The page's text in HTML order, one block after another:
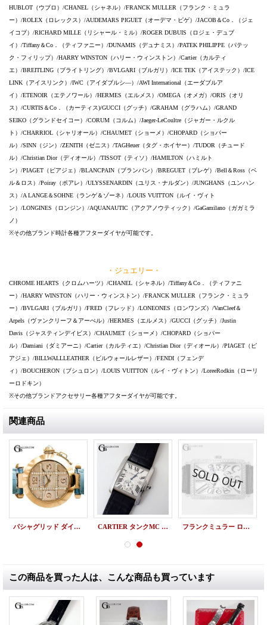
HUBLOT（ウブロ）/CHANEL（シャネル）/FRANCK MULLER（フランク・ミュラ
ー）/ROLEX（ロレックス）/AUDEMARS PIGUET（オーデマ・ピゲ）/JACOB＆Co．（ジェ
イコブ）/RICHARD MILLE（リシャール・ミル）/ROGER DUBUIS（ロジェ・デュブ
イ）/Tiffany＆Co．（ティファニー）/DUNAMIS（デュナミス）/PATEK PHILIPPE（パテッ
ク・フィリップ）/HARRY WINSTON（ハリー・ウィンストン）/Cartier（カルティ
エ）/BREITLING（ブライトリング）/BVLGARI（ブルガリ）/ICE TEK（アイステック）/ICE
LINK（アイスリンク）/IWC（アイダブルシ―）/AWI International（エーダブルア
イ）/ETENOIR（エテノワール）/HERMES（エルメス）/OMEGA（オメガ）/ORIS（オリ
ス）/CURTIS＆Co．（カーティス)/GUCCI（グッチ）/GRAHAM（グラハム）/GRAND
SEIKO（グランドセイコー）/CORUM（コルム）/Jaeger-LeCoultre（ジャガー・ルクル
ト）/CHARRIOL（シャリオール）/CHAUMET（ショーメ）/CHOPARD（ショパー
ル）/SINN（ジン）/ZENITH（ゼニス）/TAGHeuer（タグ・ホイヤー）/TUDOR（チュード
ル）/Christian Dior（ディオール）/TISSOT（ティソ）/HAMILTON（ハミルト
ン）/PIAGET（ピアジェ）/BLANCPAIN（ブランパン）/BREGUET（ブレゲ）/Bell＆Ross（ベ
ル＆ロス）/Poiray（ポアレ）/ULYSSENARDIN（ユリス・ナルダン）/JUNGHANS（ユンハン
ス）/A LANGE＆SOHNE（ランゲ＆ゾーネ）/LOUIS VUITTON（ルイ・ヴィト
ン）/LONGINES（ロンジン）/AQUANAUTIC（アクアノウティック）/GaGamilano（ガガミラ
ノ）
※その他ブランド時計各種アフターダイヤが可能です。
・ジュエリー・
CHROME HEARTS（クロムハーツ）/CHANEL（シャネル）/Tiffany＆Co．（ティファニ
ー）/HARRY WINSTON（ハリー・ウィンストン）/FRANCK MULLER（フランク・ミュラ
ー）/BVLGARI（ブルガリ）/FRED（フレッド）/LONEONES（ロンワンズ）/VanCleef＆
Arpels（ヴァンクリーフ＆アーぺル）/HERMES（エルメス）/GUCCI（グッチ）/Justin
Davis（ジャスティンデイビス）/CHAUMET（ショーメ）/CHOPARD（ショパー
ル）/Damiani（ダミアーニ）/Cartier（カルティエ）/Christian Dior（ディオール）/PIAGET（ピ
アジェ）/BILLWALLLEATHER（ビルウォールレザー）/FENDI（フェンデ
ィ）/BOUCHERON（ブシュロン）/LOUIS VUITTON（ルイ・ヴィトン）/LoreeRodkin（ローリ
ーロドキン）
※その他ブランドアクセサリー各種アフターダイヤが可能です。
関連商品
パシャグリッド ダイヤ YG CARTIER純正ダイヤモンド CARTIER タンクMC W5330003 中古美品 フランクミュラー ロングアイランド 1150SC DT ダイヤ
この商品を買った人は、こんな商品も買っています